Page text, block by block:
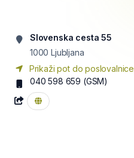
Slovenska cesta 55
1000 Ljubljana
Prikaži pot do poslovalnice
040 598 659 (GSM)